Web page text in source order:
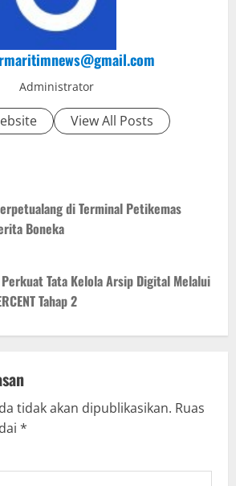
Administrator
View All Posts
di Terminal Petikemas
Boneka
Tata Kelola Arsip Digital Melalui
Tahap 2
tidak akan dipublikasikan. Ruas
*